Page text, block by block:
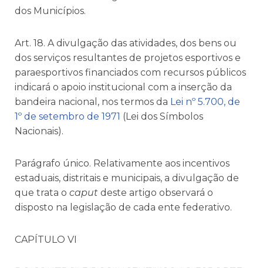
dos Municípios.
Art. 18. A divulgação das atividades, dos bens ou
dos serviços resultantes de projetos esportivos e
paraesportivos financiados com recursos públicos
indicará o apoio institucional com a inserção da
bandeira nacional, nos termos da Lei nº 5.700, de
1º de setembro de 1971 (Lei dos Símbolos
Nacionais).
Parágrafo único. Relativamente aos incentivos
estaduais, distritais e municipais, a divulgação de
que trata o caput deste artigo observará o
disposto na legislação de cada ente federativo.
CAPÍTULO VI